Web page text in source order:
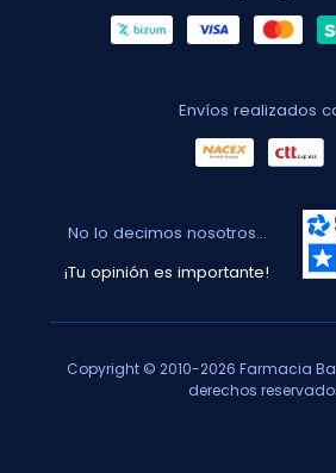
Envíos realizados
No lo decimos nosotros...
¡Tu opinión es importante!
Copyright © 2010-2026 Farmacia
derechos